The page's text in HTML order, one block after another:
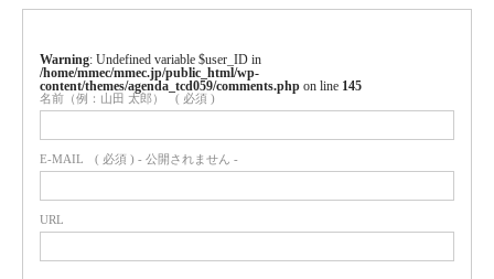
Warning : Undefined variable $user_ID in
/home/mmec/mmec.jp/public_html/wp-
content/themes/agenda_tcd059/comments.php on line 145
名前（例：山田 太郎） ( 必須 )
E-MAIL ( 必須 ) - 公開されません -
URL